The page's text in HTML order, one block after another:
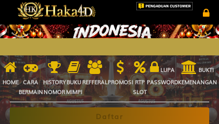
HOME CARA
BERMAIN
HISTORY
NOMOR
BUKU
MIMPI
REFFERALPROMOSI RTP
SLOT
LUPA
PASSWORD
BUKTI
KEMENANGAN
Daftar